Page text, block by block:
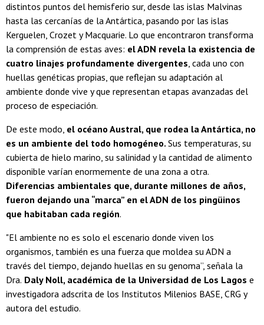
distintos puntos del hemisferio sur, desde las islas Malvinas
hasta las cercanías de la Antártica, pasando por las islas
Kerguelen, Crozet y Macquarie. Lo que encontraron transforma
la comprensión de estas aves: el ADN revela la existencia de
cuatro linajes profundamente divergentes, cada uno con
huellas genéticas propias, que reflejan su adaptación al
ambiente donde vive y que representan etapas avanzadas del
proceso de especiación.
De este modo, el océano Austral, que rodea la Antártica, no
es un ambiente del todo homogéneo. Sus temperaturas, su
cubierta de hielo marino, su salinidad y la cantidad de alimento
disponible varían enormemente de una zona a otra.
Diferencias ambientales que, durante millones de años,
fueron dejando una “marca” en el ADN de los pingüinos
que habitaban cada región.
"El ambiente no es solo el escenario donde viven los
organismos, también es una fuerza que moldea su ADN a
través del tiempo, dejando huellas en su genoma”, señala la
Dra. Daly Noll, académica de la Universidad de Los Lagos e
investigadora adscrita de los Institutos Milenios BASE, CRG y
autora del estudio.